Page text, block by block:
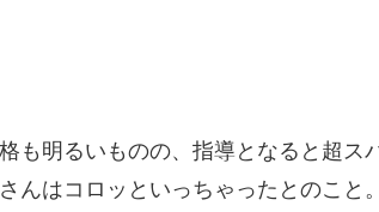
も明るいものの、指導となると超ス
んはコロッといっちゃったとのこと。